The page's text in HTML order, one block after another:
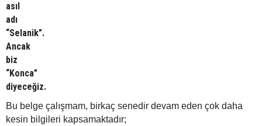
asıl
adı
“Selanik”.
Ancak
biz
“Konca”
diyeceğiz.
Bu belge çalışmam, birkaç senedir devam eden çok daha
kesin bilgileri kapsamaktadır;